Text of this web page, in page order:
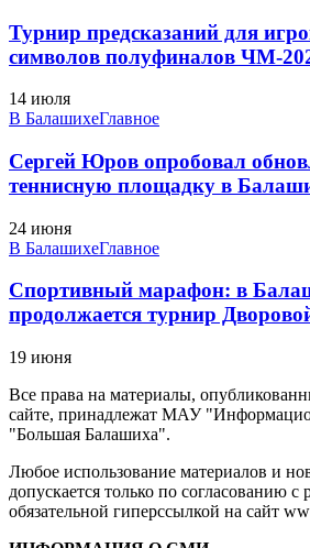
Турнир предсказаний для
символов полуфиналов ЧМ-
14 июля
В БалашихеГлавное
Сергей Юров опробовал
теннисную площадку в
24 июня
В БалашихеГлавное
Спортивный марафон: в
продолжается турнир
19 июня
Все права на материалы,
сайте, принадлежат МАУ
"Большая Балашиха".
Любое использование материалов и
допускается только по согласованию с
обязательной гиперссылкой на сайт